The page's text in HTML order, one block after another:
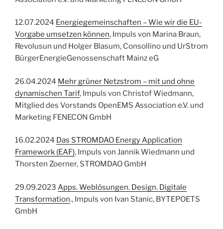
12.07.2024 Energiegemeinschaften – Wie wir die EU-
Vorgabe umsetzen können, Impuls von Marina Braun,
Revolusun und Holger Blasum, Consollino und UrStrom
BürgerEnergieGenossenschaft Mainz eG
26.04.2024 Mehr grüner Netzstrom – mit und ohne
dynamischen Tarif, Impuls von Christof Wiedmann,
Mitglied des Vorstands OpenEMS Association e.V. und
Marketing FENECON GmbH
16.02.2024 Das STROMDAO Energy Application
Framework (EAF), Impuls von Jannik Wiedmann und
Thorsten Zoerner, STROMDAO GmbH
29.09.2023 Apps. Weblösungen. Design. Digitale
Transformation., Impuls von Ivan Stanic, BYTEPOETS
GmbH